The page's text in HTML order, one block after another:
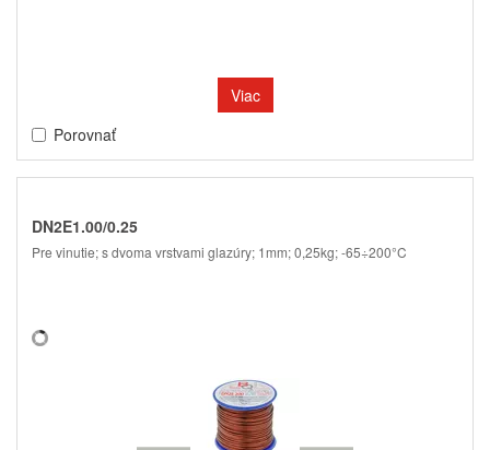
Viac
Porovnať
DN2E1.00/0.25
Pre vinutie; s dvoma vrstvami glazúry; 1mm; 0,25kg; -65÷200°C